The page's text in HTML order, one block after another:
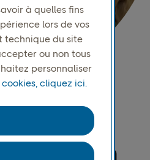
à quelles fins
lors de vos
technique du site
ou non tous
personnaliser
cliquez ici.